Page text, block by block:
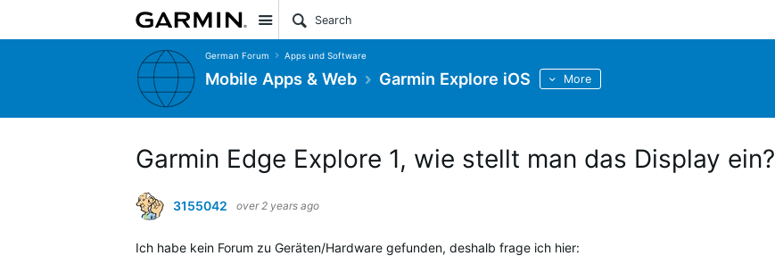
Site
German Forum Apps und Software
Mobile Apps & Web Garmin Explore iOS More
Garmin Edge Explore 1, wie stellt man das Display ein?
3155042 over 2 years ago
Ich habe kein Forum zu Geräten/Hardware gefunden, deshalb frage ich hier: